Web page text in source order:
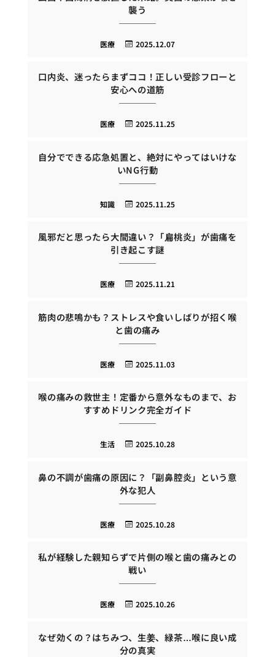
襲う
2025.12.07
医療
口内炎、迷ったらまずココ！正しい受診フローと
安心への道筋
2025.11.25
医療
自分でできる応急処置と、絶対にやってはいけな
いNG行動
2025.11.25
知識
風邪だと思ったら大間違い？「扁桃炎」が歯痛を
引き起こす謎
2025.11.21
医療
筋肉の悲鳴かも？ストレスや食いしばりが招く喉
と歯の痛み
2025.11.03
医療
喉の痛みの救世主！定番から意外なものまで、お
すすめドリンク完全ガイド
2025.10.28
生活
鼻の不調が歯痛の原因に？「副鼻腔炎」という意
外な犯人
2025.10.28
医療
私が経験した親知らずで片側の喉と歯の痛みとの
戦い
2025.10.26
医療
なぜ効くの？はちみつ、生姜、緑茶…喉に良い成
分の真実